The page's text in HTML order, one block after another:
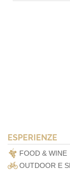
ESPERIENZE
FOOD & WINE
OUTDOOR E